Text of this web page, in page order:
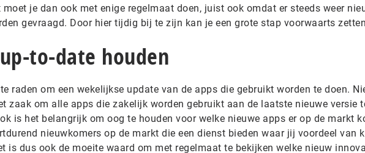
moet je dan ook met enige regelmaat doen, juist ook omdat er steeds weer
gevraagd. Door hier tijdig bij te zijn kan je een grote stap voorwaarts
to-date houden
raden om een wekelijkse update van de apps die gebruikt worden te doen.
zaak om alle apps die zakelijk worden gebruikt aan de laatste nieuwe versie
is het belangrijk om oog te houden voor welke nieuwe apps er op de markt
nieuwkomers op de markt die een dienst bieden waar jij voordeel van
is dus ook de moeite waard om met regelmaat te bekijken welke nieuw